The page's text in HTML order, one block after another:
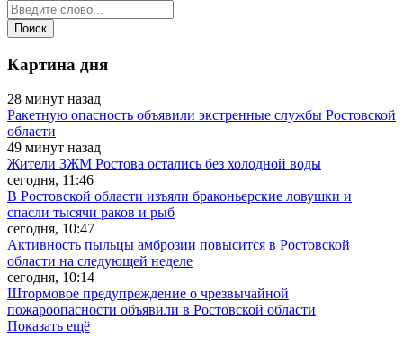
Картина дня
28 минут назад
Ракетную опасность объявили экстренные службы Ростовской
области
49 минут назад
Жители ЗЖМ Ростова остались без холодной воды
сегодня, 11:46
В Ростовской области изъяли браконьерские ловушки и
спасли тысячи раков и рыб
сегодня, 10:47
Активность пыльцы амброзии повысится в Ростовской
области на следующей неделе
сегодня, 10:14
Штормовое предупреждение о чрезвычайной
пожароопасности объявили в Ростовской области
Показать ещё